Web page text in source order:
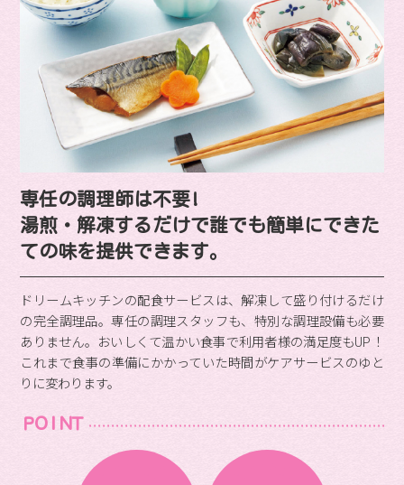
専任の調理師は不要!
湯煎・解凍するだけで誰でも簡単にできた
ての味を提供できます。
ドリームキッチンの配食サービスは、解凍して盛り付けるだけ
の完全調理品。専任の調理スタッフも、特別な調理設備も必要
ありません。おいしくて温かい食事で利用者様の満足度もUP！
これまで食事の準備にかかっていた時間がケアサービスのゆと
りに変わります。
ＰＯＩＮＴ